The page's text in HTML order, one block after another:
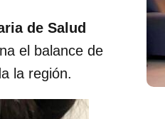
de Salud
el balance de
la región.